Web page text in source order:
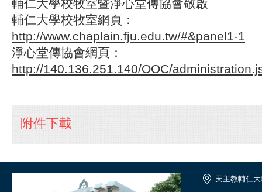
輔仁大學校牧室暨淨心堂傳協會敬啟
輔仁大學校牧室網頁：
http://www.chaplain.fju.edu.tw/#&panel1-1
淨心堂傳協會網頁：
http://140.136.251.140/OOC/
附件下載
天主教輔仁